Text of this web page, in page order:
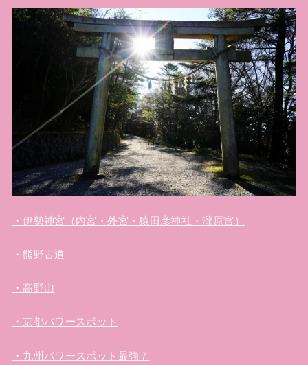
・伊勢神宮（内宮・外宮・猿田彦神社・瀧原宮）
・熊野古道
・高野山
・京都パワースポット
・九州パワースポット最強７